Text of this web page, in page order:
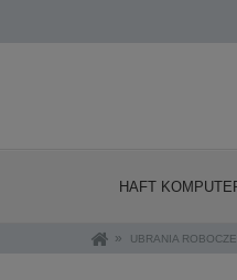
HAFT
» UBRANIA ROBOCZE